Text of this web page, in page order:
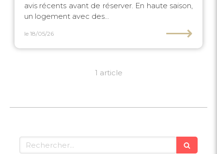
avis récents avant de réserver. En haute saison,
un logement avec des...
le 18/05/26 ⟶
1 article
Rechercher